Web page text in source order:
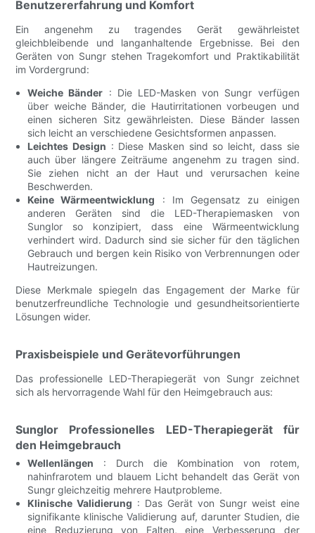
Benutzererfahrung und Komfort
Ein angenehm zu tragendes Gerät gewährleistet
gleichbleibende und langanhaltende Ergebnisse. Bei den
Geräten von Sungr stehen Tragekomfort und Praktikabilität
im Vordergrund:
Weiche Bänder : Die LED-Masken von Sungr verfügen
über weiche Bänder, die Hautirritationen vorbeugen und
einen sicheren Sitz gewährleisten. Diese Bänder lassen
sich leicht an verschiedene Gesichtsformen anpassen.
Leichtes Design : Diese Masken sind so leicht, dass sie
auch über längere Zeiträume angenehm zu tragen sind.
Sie ziehen nicht an der Haut und verursachen keine
Beschwerden.
Keine Wärmeentwicklung : Im Gegensatz zu einigen
anderen Geräten sind die LED-Therapiemasken von
Sunglor so konzipiert, dass eine Wärmeentwicklung
verhindert wird. Dadurch sind sie sicher für den täglichen
Gebrauch und bergen kein Risiko von Verbrennungen oder
Hautreizungen.
Diese Merkmale spiegeln das Engagement der Marke für
benutzerfreundliche Technologie und gesundheitsorientierte
Lösungen wider.
Praxisbeispiele und Gerätevorführungen
Das professionelle LED-Therapiegerät von Sungr zeichnet
sich als hervorragende Wahl für den Heimgebrauch aus:
Sunglor Professionelles LED-Therapiegerät für
den Heimgebrauch
Wellenlängen : Durch die Kombination von rotem,
nahinfrarotem und blauem Licht behandelt das Gerät von
Sungr gleichzeitig mehrere Hautprobleme.
Klinische Validierung : Das Gerät von Sungr weist eine
signifikante klinische Validierung auf, darunter Studien, die
eine Reduzierung von Falten, eine Verbesserung der